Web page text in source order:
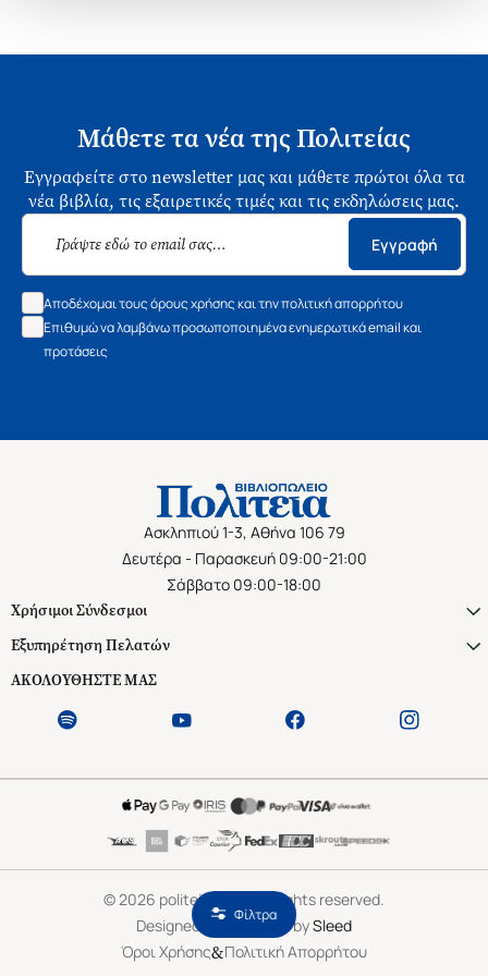
Φίλτρα
Μάθετε τα νέα της Πολιτείας
Εγγραφείτε στο newsletter μας και μάθετε πρώτοι όλα τα
νέα βιβλία, τις εξαιρετικές τιμές και τις εκδηλώσεις μας.
Εγγραφή
Αποδέχομαι τους όρους χρήσης και την πολιτική απορρήτου
Επιθυμώ να λαμβάνω προσωποποιημένα ενημερωτικά email και
προτάσεις
Ασκληπιού 1-3, Αθήνα 106 79
Δευτέρα - Παρασκευή 09:00-21:00
Σάββατο 09:00-18:00
Χρήσιμοι Σύνδεσμοι
Εξυπηρέτηση Πελατών
ΑΚΟΛΟΥΘΗΣΤΕ ΜΑΣ
©2026 politeianet.gr All rights reserved.
Designed & Developed bySleed
Όροι Χρήσης&Πολιτική Απορρήτου